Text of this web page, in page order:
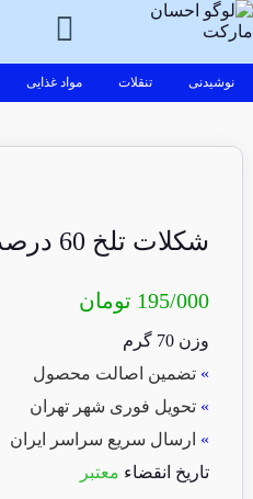
نوشیدنی تنقلات مواد غذایی
شکلات تلخ 60 درصد پارمیدا 70 گرمی
195/000 تومان
وزن 70 گرم
» تضمین اصالت محصول
» تحویل فوری شهر تهران
» ارسال سریع سراسر ایران
تاریخ انقضاء معتبر